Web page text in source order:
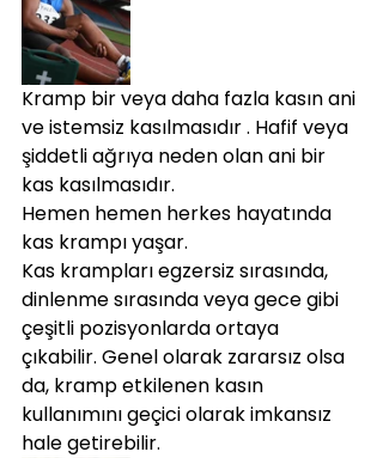
Kramp bir veya daha fazla kasın ani
ve istemsiz kasılmasıdır . Hafif veya
şiddetli ağrıya neden olan ani bir
kas kasılmasıdır.
Hemen hemen herkes hayatında
kas krampı yaşar.
Kas krampları egzersiz sırasında,
dinlenme sırasında veya gece gibi
çeşitli pozisyonlarda ortaya
çıkabilir. Genel olarak zararsız olsa
da, kramp etkilenen kasın
kullanımını geçici olarak imkansız
hale getirebilir.